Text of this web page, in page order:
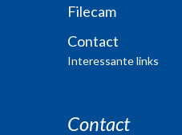
Filecam
Contact
Interessante links
Contact